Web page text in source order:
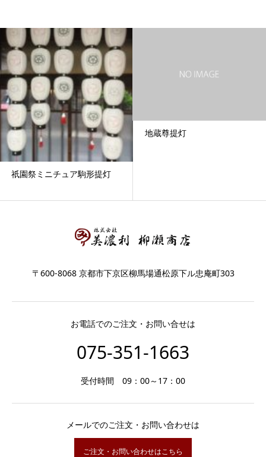
祇園祭ミニチュア駒形提灯
地蔵尊提灯
〒600-8068 京都市下京区柳馬場通松原下ル忠庵町303
お電話でのご注文・お問い合せは
075-351-1663
受付時間 09：00～17：00
メールでのご注文・お問い合わせは
ご注文・お問い合わせはこちら